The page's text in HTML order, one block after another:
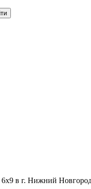
6х9 в г. Нижний